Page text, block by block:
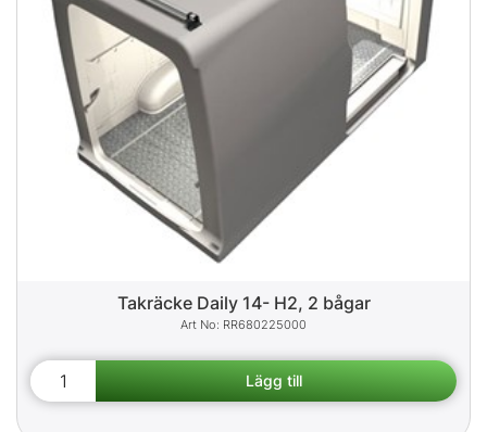
Takräcke Daily 14- H2, 2 bågar
RR680225000